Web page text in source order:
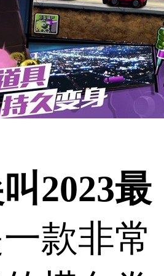
2023最
款非常